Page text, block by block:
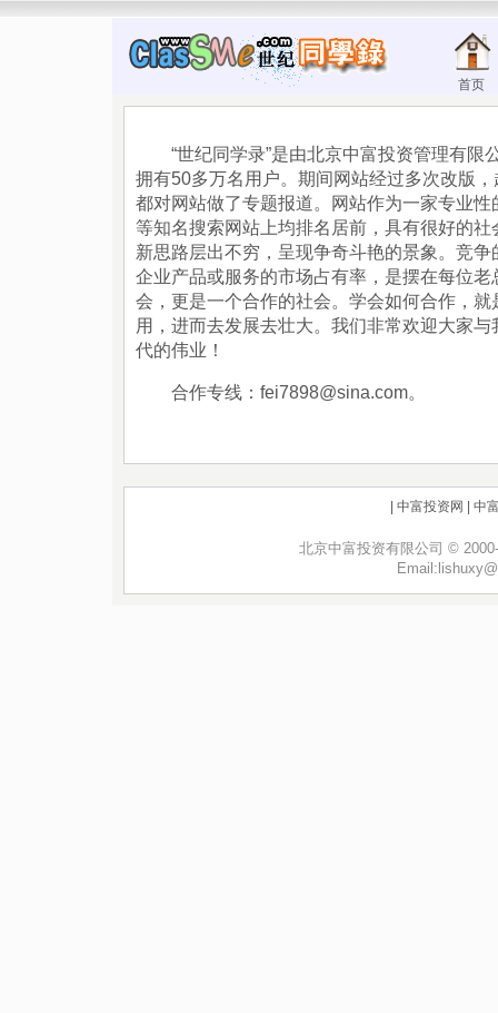
首页
“世纪同学录”是由北京中富投资管理有限
拥有50多万名用户。期间网站经过多次改版
都对网站做了专题报道。网站作为一家专业
等知名搜索网站上均排名居前，具有很好
新思路层出不穷，呈现争奇斗艳的景象。竞
企业产品或服务的市场占有率，是摆在每
会，更是一个合作的社会。学会如何合作，
用，进而去发展去壮大。我们非常欢迎大家
代的伟业！
合作专线：fei7898@sina.com。
中富投资网 中
北京中富投资有限公司 ©
Email: